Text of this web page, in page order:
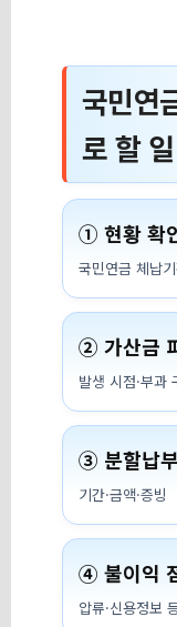
국민연
로 할
① 현황 확
국민연금 체납
② 가산금
발생 시점·부과
③ 분할납
기간·금액·증빙
④ 불이익
압류·신용정보